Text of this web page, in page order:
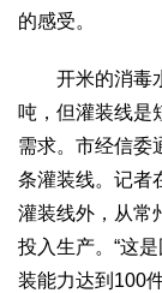
的感受。
开米的消毒水
吨，但灌装线是
需求。市经信委
条灌装线。记者
灌装线外，从常
投入生产。“这
装能力达到100